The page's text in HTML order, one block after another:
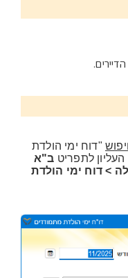
"דוח ימי הולדת
לתפריט ב"א
> דוח ימי הולדת